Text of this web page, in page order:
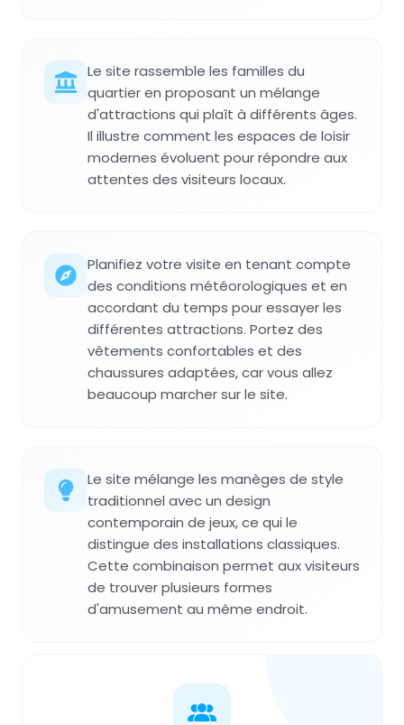
Le site rassemble les familles du
quartier en proposant un mélange
d'attractions qui plaît à différents âges.
Il illustre comment les espaces de loisir
modernes évoluent pour répondre aux
attentes des visiteurs locaux.
Planifiez votre visite en tenant compte
des conditions météorologiques et en
accordant du temps pour essayer les
différentes attractions. Portez des
vêtements confortables et des
chaussures adaptées, car vous allez
beaucoup marcher sur le site.
Le site mélange les manèges de style
traditionnel avec un design
contemporain de jeux, ce qui le
distingue des installations classiques.
Cette combinaison permet aux visiteurs
de trouver plusieurs formes
d'amusement au même endroit.